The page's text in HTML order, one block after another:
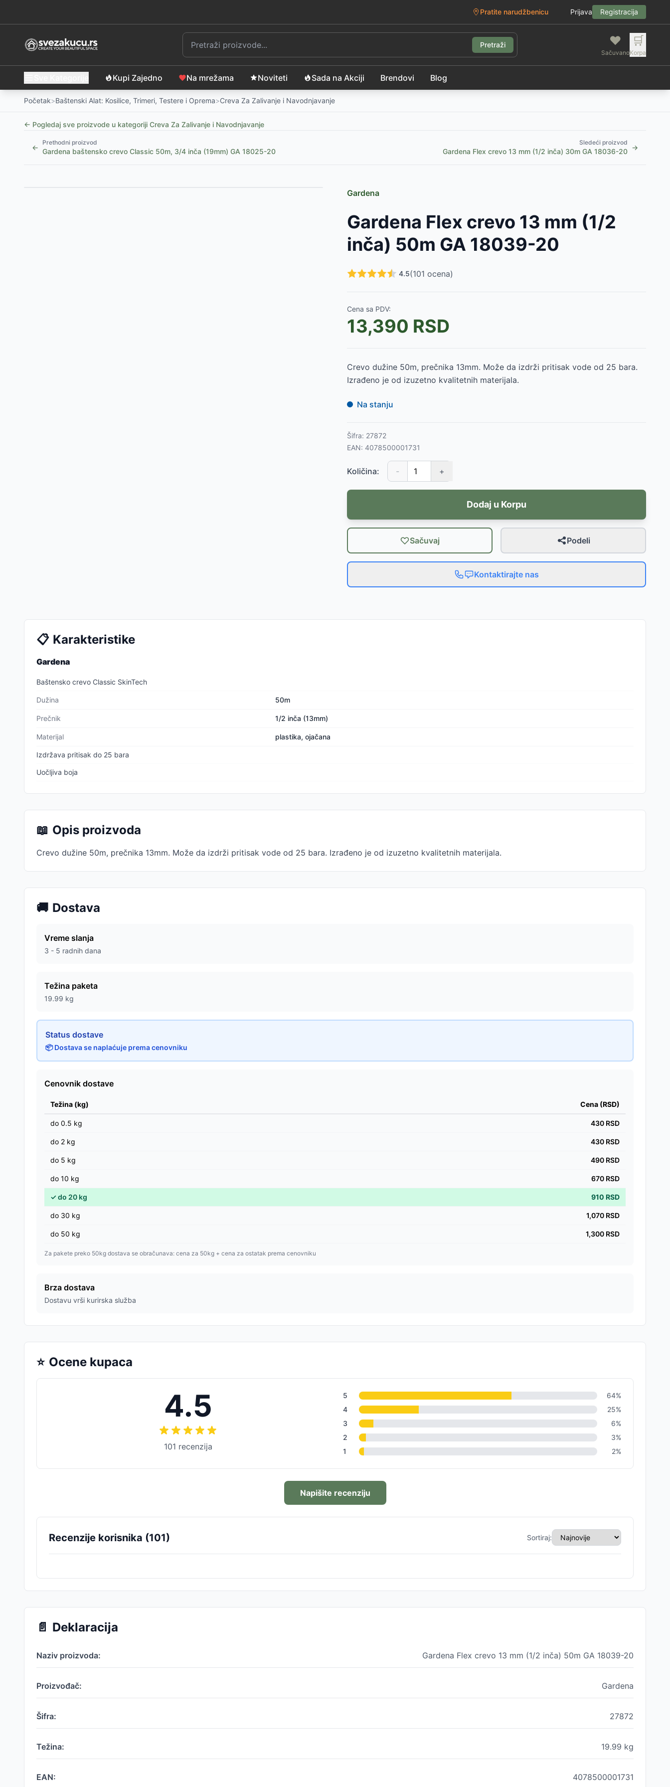
Pratite narudžbenicu Prijava Registracija
Pretraži ❤️
Sačuvano
🛒
Korpa
Kupi Zajedno Na mrežama Noviteti Sada na Akciji Brendovi Blog
Početak>Baštenski Alat: Kosilice, Trimeri, Testere i Oprema>Creva Za Zalivanje i Navodnjavanje
← Pogledaj sve proizvode u kategoriji Creva Za Zalivanje i Navodnjavanje
←
Prethodni proizvod
Gardena baštensko crevo Classic 50m, 3/4 inča (19mm) GA 18025-20
Sledeći proizvod
Gardena Flex crevo 13 mm (1/2 inča) 30m GA 18036-20 →
Gardena
Gardena Flex crevo 13 mm (1/2
inča) 50m GA 18039-20
4.5(101 ocena)
Cena sa PDV:
13,390 RSD
Crevo dužine 50m, prečnika 13mm. Može da izdrži pritisak vode od 25 bara.
Izrađeno je od izuzetno kvalitetnih materijala.
Na stanju
Šifra: 27872
EAN: 4078500001731
Količina: - +
Dodaj u Korpu
Sačuvaj Podeli
Kontaktirajte nas
📋 Karakteristike
Gardena
Baštensko crevo Classic SkinTech
Dužina 50m
Prečnik 1/2 inča (13mm)
Materijal plastika, ojačana
Izdržava pritisak do 25 bara
Uočljiva boja
📖 Opis proizvoda
Crevo dužine 50m, prečnika 13mm. Može da izdrži pritisak vode od 25 bara. Izrađeno je od izuzetno kvalitetnih materijala.
🚚 Dostava
Vreme slanja
3 - 5 radnih dana
Težina paketa
19.99 kg
Status dostave
📦 Dostava se naplaćuje prema cenovniku
Cenovnik dostave
Težina (kg) Cena (RSD)
do 0.5 kg 430 RSD
do 2 kg 430 RSD
do 5 kg 490 RSD
do 10 kg 670 RSD
✓do 20 kg 910 RSD
do 30 kg 1,070 RSD
do 50 kg 1,300 RSD
Za pakete preko 50kg dostava se obračunava: cena za 50kg + cena za ostatak prema cenovniku
Brza dostava
Dostavu vrši kurirska služba
⭐ Ocene kupaca
4.5
101 recenzija
5 64%
4
25%
3
6%
2
3%
1
2%
Napišite recenziju
Recenzije korisnika (101) Sortiraj:
📄 Deklaracija
Naziv proizvoda: Gardena Flex crevo 13 mm (1/2 inča) 50m GA 18039-20
Proizvođač: Gardena
Šifra: 27872
Težina: 19.99 kg
EAN: 4078500001731